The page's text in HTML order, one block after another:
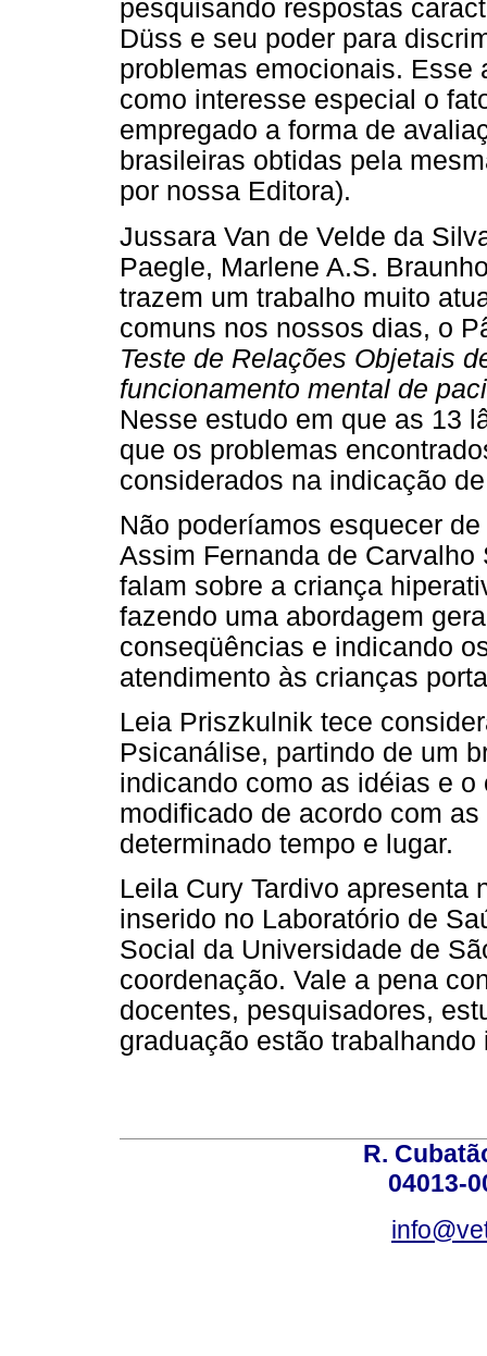
pesquisando respostas
Düss e seu poder para
problemas emocionais. Esse
como interesse especial o
empregado a forma de
brasileiras obtidas pela
por nossa Editora).
Jussara Van de Velde da
Paegle, Marlene A.S.
trazem um trabalho muito
comuns nos nossos dias, o
Teste de Relações Objetais
funcionamento mental de
Nesse estudo em que as 13
que os problemas
considerados na indicação
Não poderíamos esquecer
Assim Fernanda de
falam sobre a criança
fazendo uma abordagem
conseqüências e indicando
atendimento às crianças
Leia Priszkulnik tece
Psicanálise, partindo de um
indicando como as idéias e
modificado de acordo com
determinado tempo e lugar.
Leila Cury Tardivo apresenta
inserido no Laboratório de
Social da Universidade de
coordenação. Vale a pena
docentes, pesquisadores,
graduação estão
R.
04013-